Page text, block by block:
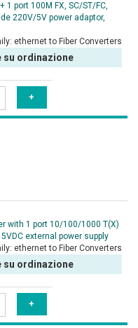
1 port 100M FX, SC/ST/FC,
220V/5V power adaptor,
ethernet to Fiber Converters
su ordinazione
with 1 port 10/100/1000 T(X)
external power supply
ethernet to Fiber Converters
su ordinazione